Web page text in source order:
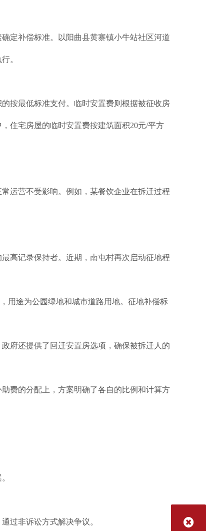
定补偿标准。以阳曲县黄寨镇小牛站社区河道
。
按最低标准支付。临时安置费则根据被征收房
住宅房屋的临时安置费按建筑面积20元/平方
运营不受影响。例如，某餐饮企业在拆迁过程
高记录保持者。近期，南屯村再次启动征地程
用途为公园绿地和城市道路用地。征地补偿标
府还提供了回迁安置房选项，确保被拆迁人的
费的分配上，方案明确了各自的比例和计算方
过非诉讼方式解决争议。